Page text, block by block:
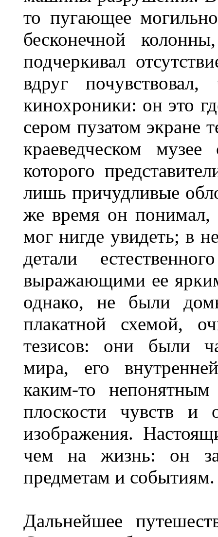
то пугающее
бесконечной
подчеркивал
вдруг
кинохроники: он это
сером пузатом экране
краеведческом
которого
лишь причудливые
же время он понимал,
мог нигде увидеть; в
детали
выражающими ее
однако, не были
плакатной схемой,
тезисов: они были
мира, его
каким-то
плоскости чувств и
изображения.
чем на жизнь: он
предметам и событиям.
Дальнейшее